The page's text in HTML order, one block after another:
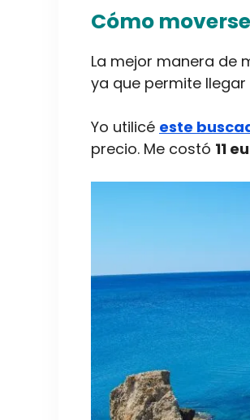
Cómo
La mejor manera de
ya que permite
Yo utilicé este
precio. Me costó 11